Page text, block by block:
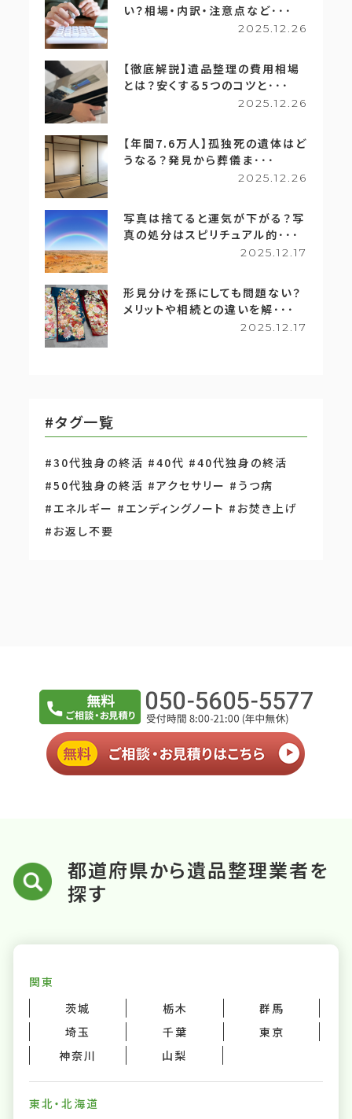
い？相場・内訳・注意点など･･･
2025.12.26
【徹底解説】遺品整理の費用相場
とは？安くする5つのコツと･･･
2025.12.26
【年間7.6万人】孤独死の遺体はど
うなる？発見から葬儀ま･･･
2025.12.26
写真は捨てると運気が下がる？写
真の処分はスピリチュアル的･･･
2025.12.17
形見分けを孫にしても問題ない？
メリットや相続との違いを解･･･
2025.12.17
#タグ一覧
#30代独身の終活 #40代 #40代独身の終活
#50代独身の終活 #アクセサリー #うつ病
#エネルギー #エンディングノート #お焚き上げ
#お返し不要
都道府県から遺品整理業者を
探す
関東
茨城
栃木
群馬
埼玉
千葉
東京
神奈川
山梨
東北・北海道